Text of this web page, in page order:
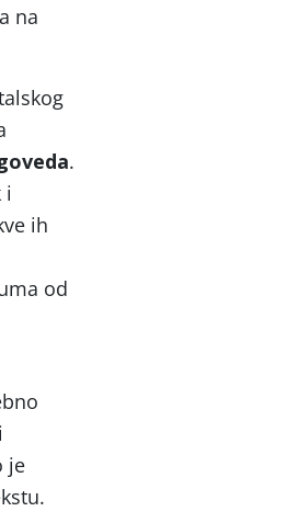
na
.
i
ih
od
je